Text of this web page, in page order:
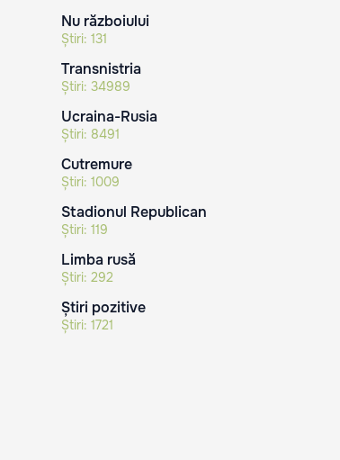
Nu războiului
Știri: 131
Transnistria
Știri: 34989
Ucraina-Rusia
Știri: 8491
Cutremure
Știri: 1009
Stadionul Republican
Știri: 119
Limba rusă
Știri: 292
Știri pozitive
Știri: 1721